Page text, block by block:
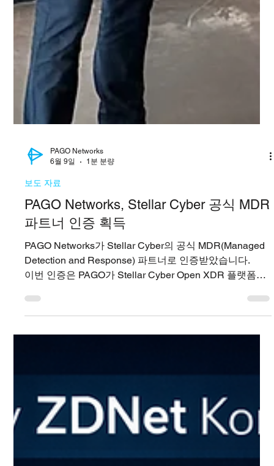
PAGO Networks
6월 9일
1분 분량
보도 자료
PAGO Networks, Stellar Cyber 공식 MDR
파트너 인증 획득
PAGO Networks가 Stellar Cyber의 공식 MDR(Managed
역량과 기술 전문성을 인정받은 결과입니다. 이를 통해
서비스를 제공할 수 있게 되었습니다. 기업의 IT 환경은
점점 복잡해지고 있으며, 보안팀은 다양한 보안
솔루션에서 발생하는 수많은 이벤트와 경고를 관리해야
보안 플랫폼을 도입하는 것만으로는 충분하지 않습니다.